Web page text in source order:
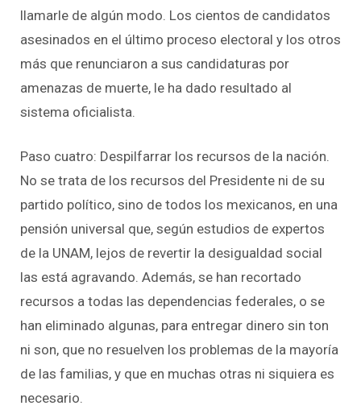
llamarle de algún modo. Los cientos de candidatos
asesinados en el último proceso electoral y los otros
más que renunciaron a sus candidaturas por
amenazas de muerte, le ha dado resultado al
sistema oficialista.
Paso cuatro: Despilfarrar los recursos de la nación.
No se trata de los recursos del Presidente ni de su
partido político, sino de todos los mexicanos, en una
pensión universal que, según estudios de expertos
de la UNAM, lejos de revertir la desigualdad social
las está agravando. Además, se han recortado
recursos a todas las dependencias federales, o se
han eliminado algunas, para entregar dinero sin ton
ni son, que no resuelven los problemas de la mayoría
de las familias, y que en muchas otras ni siquiera es
necesario.